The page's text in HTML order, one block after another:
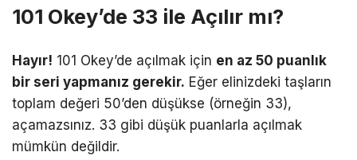
101 Okey’de 33 ile Açılır mı?
Hayır! 101 Okey’de açılmak için en az 50 puanlık
bir seri yapmanız gerekir. Eğer elinizdeki taşların
toplam değeri 50’den düşükse (örneğin 33),
açamazsınız. 33 gibi düşük puanlarla açılmak
mümkün değildir.